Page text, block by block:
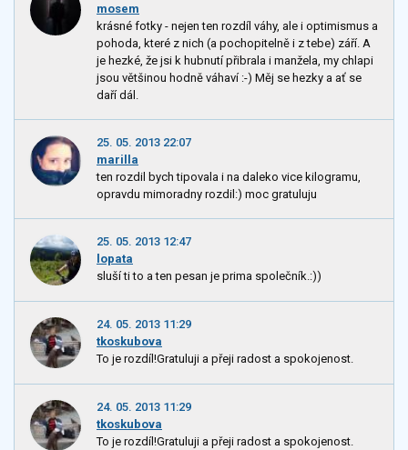
mosem
krásné fotky - nejen ten rozdíl váhy, ale i optimismus a
pohoda, které z nich (a pochopitelně i z tebe) září. A
je hezké, že jsi k hubnutí přibrala i manžela, my chlapi
jsou většinou hodně váhaví :-) Měj se hezky a ať se
daří dál.
25. 05. 2013 22:07
marilla
ten rozdil bych tipovala i na daleko vice kilogramu,
opravdu mimoradny rozdil:) moc gratuluju
25. 05. 2013 12:47
lopata
sluší ti to a ten pesan je prima společník.:))
24. 05. 2013 11:29
tkoskubova
To je rozdíl!Gratuluji a přeji radost a spokojenost.
24. 05. 2013 11:29
tkoskubova
To je rozdíl!Gratuluji a přeji radost a spokojenost.